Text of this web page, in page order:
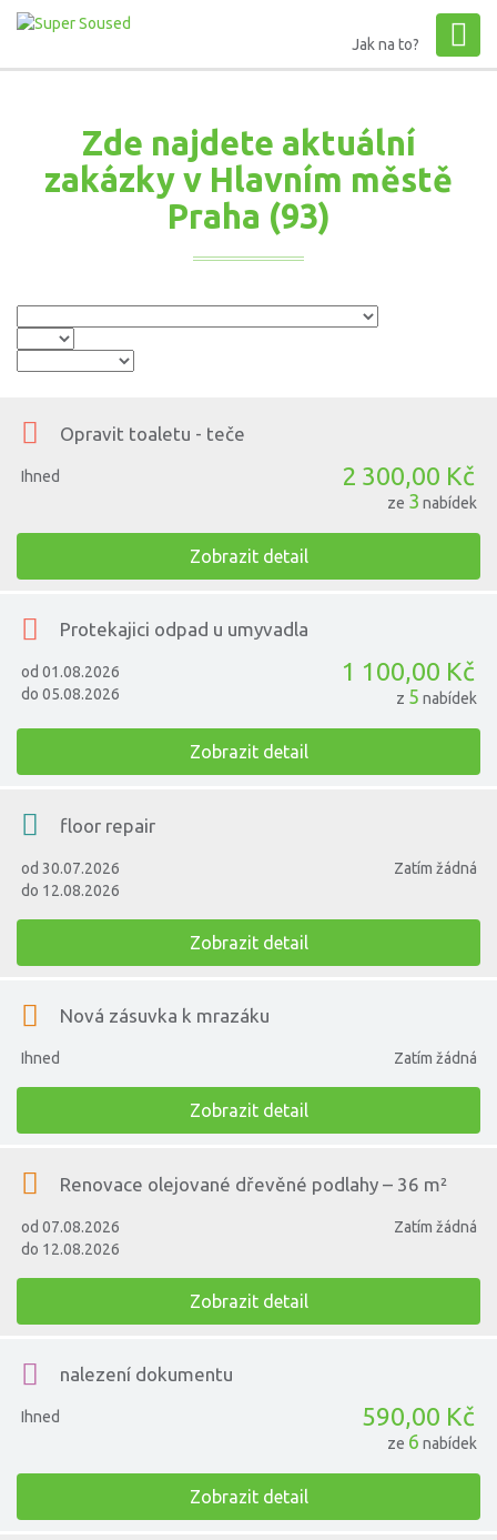
Jak na to?
Zde najdete aktuální
zakázky v Hlavním městě
Praha (93)
Opravit toaletu - teče
Ihned 2 300,00 Kč
ze 3 nabídek
Zobrazit detail
Protekajici odpad u umyvadla
od 01.08.2026
do 05.08.2026
1 100,00 Kč
z 5 nabídek
Zobrazit detail
floor repair
od 30.07.2026
do 12.08.2026
Zatím žádná
Zobrazit detail
Nová zásuvka k mrazáku
Ihned Zatím žádná
Zobrazit detail
Renovace olejované dřevěné podlahy – 36 m²
od 07.08.2026
do 12.08.2026
Zatím žádná
Zobrazit detail
nalezení dokumentu
Ihned 590,00 Kč
ze 6 nabídek
Zobrazit detail